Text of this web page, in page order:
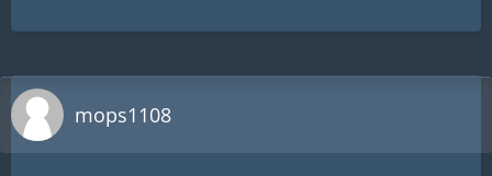
mops1108